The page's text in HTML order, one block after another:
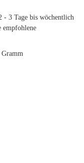
- 3 Tage bis wöchentlich
empfohlene
Gramm